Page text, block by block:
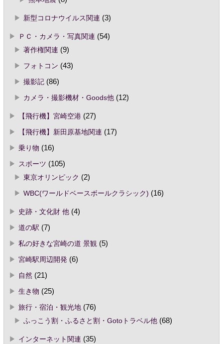
新型コロナウイルス関連 (3)
ＰＣ・カメラ・写真関連 (54)
著作権関連 (9)
フォトコン (43)
撮影記(86)
カメラ・撮影機材・Goods他(12)
【飛行機】宮崎空港(27)
【飛行機】新田原基地関連 (17)
乗り物 (16)
スポーツ (105)
東京オリンピック (2)
WBC(ワールドベースボールクラシック) (16)
史跡・文化財 他(4)
道の駅 (7)
私の好きな宮崎の道 景観 (5)
宮崎駅周辺開発(6)
自然 (21)
生き物 (25)
旅行・宿泊・観光地(76)
ふっこう割・ふるさと割・Gotoトラベル他(68)
インターネット関連 (35)